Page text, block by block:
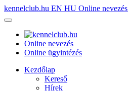
kennelclub.hu EN HU Online nevezés
Online nevezés
Online ügyintézés
Kezdőlap
Kereső
Hírek